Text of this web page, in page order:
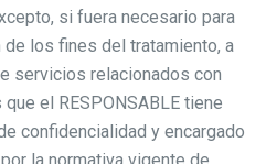
si fuera necesario para
los fines del tratamiento, a
servicios relacionados con
el RESPONSABLE tiene
confidencialidad y encargado